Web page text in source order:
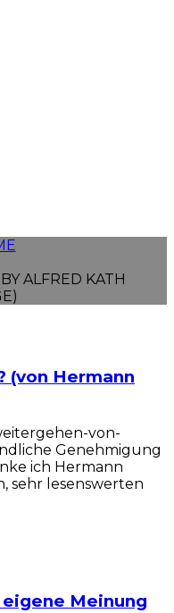
ALFRED KATH
(von Hermann
von-
Genehmigung
ich Hermann
sehr lesenswerten
Meinung